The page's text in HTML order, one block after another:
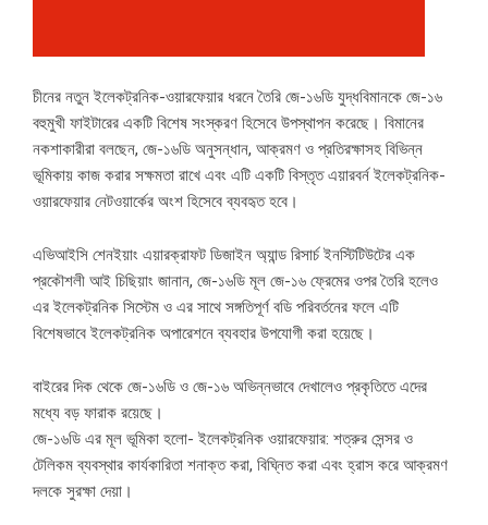
চীনের নতুন ইলেকট্রনিক-ওয়ারফেয়ার ধরনে তৈরি জে-১৬ডি যুদ্ধবিমানকে জে-১৬
বহুমুখী ফাইটারের একটি বিশেষ সংস্করণ হিসেবে উপস্থাপন করেছে। বিমানের
নকশাকারীরা বলছেন, জে-১৬ডি অনুসন্ধান, আক্রমণ ও প্রতিরক্ষাসহ বিভিন্ন
ভূমিকায় কাজ করার সক্ষমতা রাখে এবং এটি একটি বিস্তৃত এয়ারবর্ন ইলেকট্রনিক-
ওয়ারফেয়ার নেটওয়ার্কের অংশ হিসেবে ব্যবহৃত হবে।
এভিআইসি শেনইয়াং এয়ারক্রাফট ডিজাইন অ্যান্ড রিসার্চ ইনস্টিটিউটের এক
প্রকৌশলী আই চিছিয়াং জানান, জে-১৬ডি মূল জে-১৬ ফ্রেমের ওপর তৈরি হলেও
এর ইলেকট্রনিক সিস্টেম ও এর সাথে সঙ্গতিপূর্ণ বডি পরিবর্তনের ফলে এটি
বিশেষভাবে ইলেকট্রনিক অপারেশনে ব্যবহার উপযোগী করা হয়েছে।
বাইরের দিক থেকে জে-১৬ডি ও জে-১৬ অভিন্নভাবে দেখালেও প্রকৃতিতে এদের
মধ্যে বড় ফারাক রয়েছে।
জে-১৬ডি এর মূল ভূমিকা হলো- ইলেকট্রনিক ওয়ারফেয়ার: শত্রুর সেন্সর ও
টেলিকম ব্যবস্থার কার্যকারিতা শনাক্ত করা, বিঘ্নিত করা এবং হ্রাস করে আক্রমণ
দলকে সুরক্ষা দেয়া।